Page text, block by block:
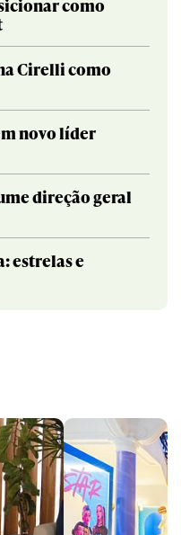
como
Cirelli como
novo líder
direção geral
estrelas e